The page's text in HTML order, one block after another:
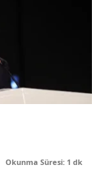
Okunma Süresi: 1 dk